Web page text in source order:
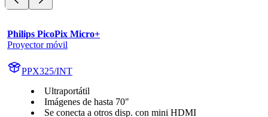
Philips PicoPix Micro+
Proyector móvil
PPX325/INT
Ultraportátil
Imágenes de hasta 70"
Se conecta a otros disp. con mini HDMI